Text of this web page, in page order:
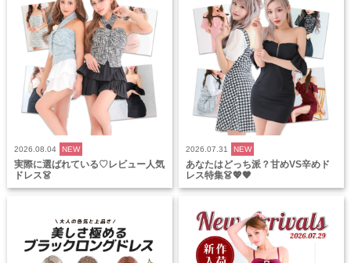
2026.08.04 NEW
実際に選ばれている♡レビュー人気
ドレス👗
2026.07.31 NEW
あなたはどっち派？甘めVS辛めド
レス特集👗💖🖤